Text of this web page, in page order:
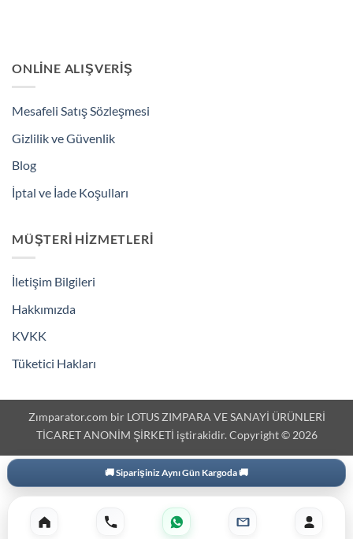
ONLINE ALIŞVERIŞ
Mesafeli Satış Sözleşmesi
Gizlilik ve Güvenlik
Blog
İptal ve İade Koşulları
MÜŞTERI HIZMETLERI
İletişim Bilgileri
Hakkımızda
KVKK
Tüketici Hakları
Zımparator.com bir LOTUS ZIMPARA VE SANAYİ ÜRÜNLERİ
TİCARET ANONİM ŞİRKETİ iştirakidir. Copyright © 2026
🚚 Siparişiniz Aynı Gün Kargoda 🚚